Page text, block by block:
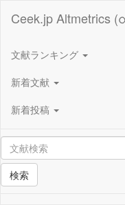
Ceek.jp Altmetrics
文献ランキング
新着文献
新着投稿
検索